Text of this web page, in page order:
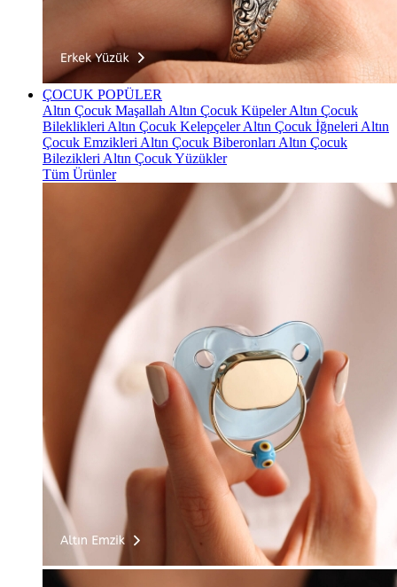
ÇOCUK POPÜLER
Altın Çocuk Maşallah Altın Çocuk KüpelerAltın Çocuk
Bileklikleri Altın Çocuk KelepçelerAltın Çocuk İğneleri Altın
Çocuk Emzikleri Altın Çocuk Biberonları Altın Çocuk
Bilezikleri Altın Çocuk Yüzükler
Tüm Ürünler